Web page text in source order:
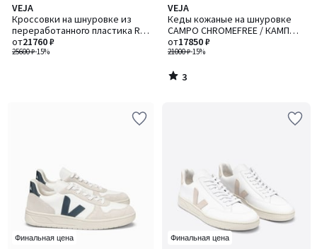
VEJA
Кроссовки на шнуровке из
переработанного пластика RIO
BRANCO / РИО БРАНКО
25600 ₽-15%
от21760 ₽
VEJA
Кеды кожаные на шнуровке
CAMPO CHROMEFREE / КАМПО
ХРОМФРИ
21000 ₽-15%
от17850 ₽
3
/
5
3
/
Финальная цена Финальная цена